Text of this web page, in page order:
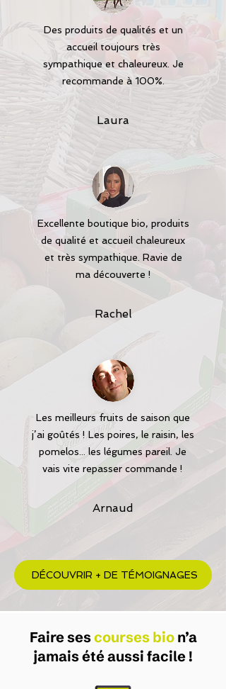
Des produits de qualités et un
accueil toujours très
sympathique et chaleureux. Je
recommande à 100%.
Laura
Excellente boutique bio, produits
de qualité et accueil chaleureux
et très sympathique. Ravie de
ma découverte !
Rachel
Les meilleurs fruits de saison que
j’ai goûtés ! Les poires, le raisin, les
pomelos... les légumes pareil. Je
vais vite repasser commande !
Arnaud
DÉCOUVRIR + DE TÉMOIGNAGES
Faire sescourses bion’a
jamais été aussi facile !